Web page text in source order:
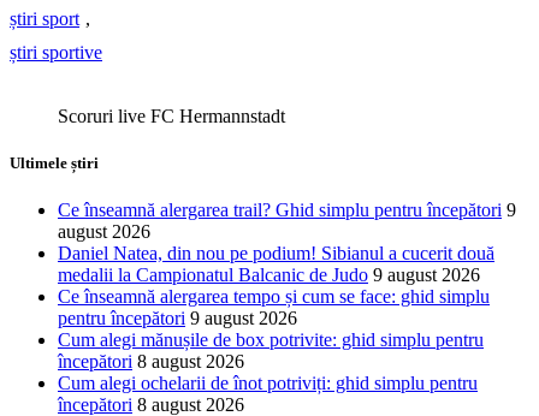
știri sport ,
știri sportive
Scoruri live FC Hermannstadt
Ultimele știri
Ce înseamnă alergarea trail? Ghid simplu pentru începători 9
august 2026
Daniel Natea, din nou pe podium! Sibianul a cucerit două
medalii la Campionatul Balcanic de Judo 9 august 2026
Ce înseamnă alergarea tempo și cum se face: ghid simplu
pentru începători 9 august 2026
Cum alegi mănușile de box potrivite: ghid simplu pentru
începători 8 august 2026
Cum alegi ochelarii de înot potriviți: ghid simplu pentru
începători 8 august 2026